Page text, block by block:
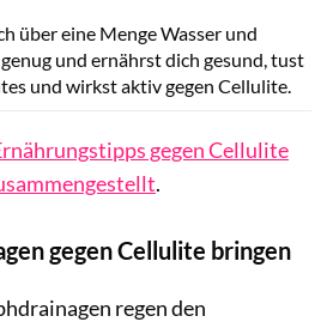
über eine Menge Wasser und
und ernährst dich gesund, tust
und wirkst aktiv gegen Cellulite.
gegen Cellulite
.
gegen Cellulite bringen
regen den